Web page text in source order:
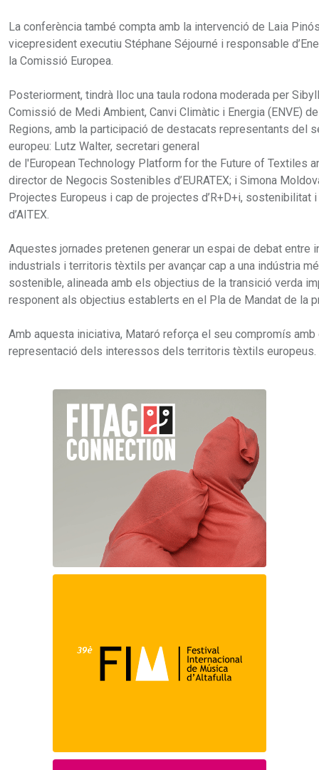
La conferència també compta amb la intervenció de Laia
vicepresident executiu Stéphane Séjourné i responsable
la Comissió Europea.
Posteriorment, tindrà lloc una taula rodona moderada per
Comissió de Medi Ambient, Canvi Climàtic i Energia (ENVE)
Regions, amb la participació de destacats representants del
europeu: Lutz Walter, secretari general
de l'European Technology Platform for the Future of Textiles
director de Negocis Sostenibles d’EURATEX; i Simona
Projectes Europeus i cap de projectes d’R+D+i, sostenibilitat
d’AITEX.
Aquestes jornades pretenen generar un espai de debat entre
industrials i territoris tèxtils per avançar cap a una indústria
sostenible, alineada amb els objectius de la transició verda
responent als objectius establerts en el Pla de Mandat de la
Amb aquesta iniciativa, Mataró reforça el seu compromís
representació dels interessos dels territoris tèxtils europeus.